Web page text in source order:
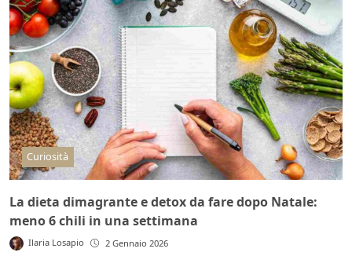
Curiosità
La dieta dimagrante e detox da fare dopo Natale:
meno 6 chili in una settimana
Ilaria Losapio 2 Gennaio 2026